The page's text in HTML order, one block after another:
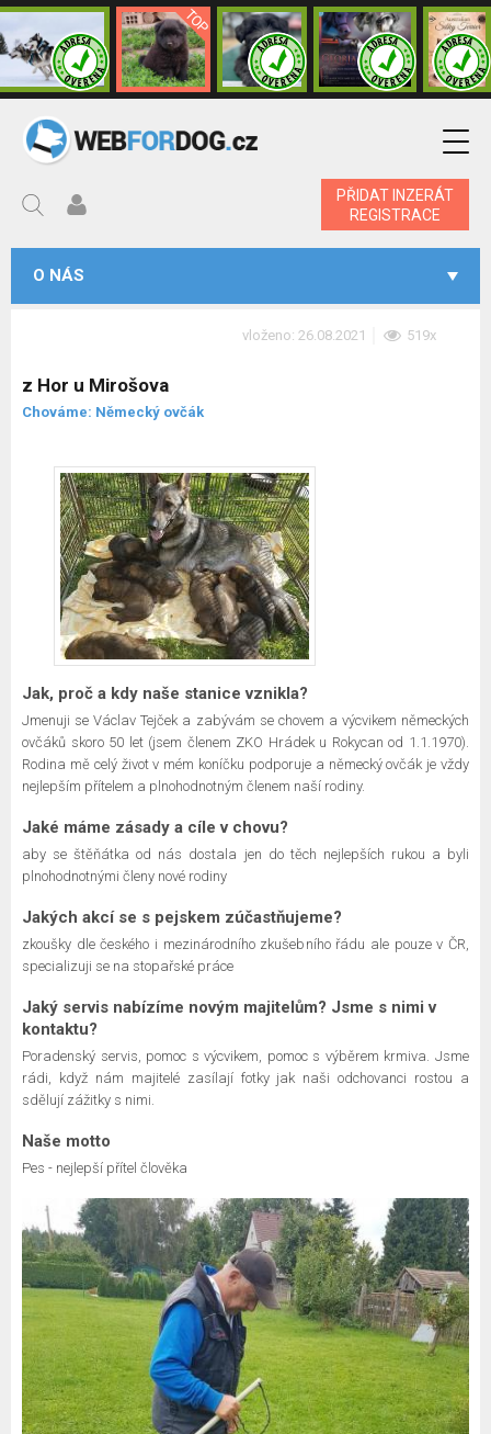
PŘIDAT INZERÁT
REGISTRACE
O NÁS
vloženo: 26.08.2021 519x
z Hor u Mirošova
Chováme: Německý ovčák
Jak, proč a kdy naše stanice vznikla?
Jmenuji se Václav Tejček a zabývám se chovem a výcvikem německých
ovčáků skoro 50 let (jsem členem ZKO Hrádek u Rokycan od 1.1.1970).
Rodina mě celý život v mém koníčku podporuje a německý ovčák je vždy
nejlepším přítelem a plnohodnotným členem naší rodiny.
Jaké máme zásady a cíle v chovu?
aby se štěňátka od nás dostala jen do těch nejlepších rukou a byli
plnohodnotnými členy nové rodiny
Jakých akcí se s pejskem zúčastňujeme?
zkoušky dle českého i mezinárodního zkušebního řádu ale pouze v ČR,
specializuji se na stopařské práce
Jaký servis nabízíme novým majitelům? Jsme s nimi v
kontaktu?
Poradenský servis, pomoc s výcvikem, pomoc s výběrem krmiva. Jsme
rádi, když nám majitelé zasílají fotky jak naši odchovanci rostou a
sdělují zážitky s nimi.
Naše motto
Pes - nejlepší přítel člověka